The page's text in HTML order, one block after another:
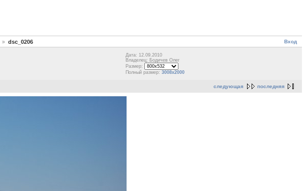
Вход
dsc_0206
Дата: 12.09.2010
Владелец: Бодичев Олег
Размер:
Полный размер: 3008x2000
следующая последняя